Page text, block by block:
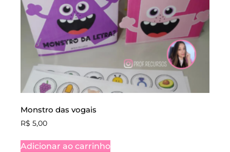
Monstro das vogais
R$ 5,00
Adicionar ao carrinho